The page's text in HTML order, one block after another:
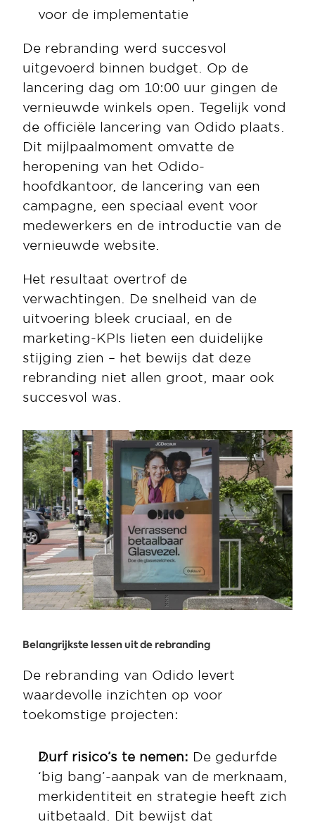
voor de implementatie
De rebranding werd succesvol
uitgevoerd binnen budget. Op de
lancering dag om 10:00 uur gingen de
vernieuwde winkels open. Tegelijk vond
de officiële lancering van Odido plaats.
Dit mijlpaalmoment omvatte de
heropening van het Odido-
hoofdkantoor, de lancering van een
campagne, een speciaal event voor
medewerkers en de introductie van de
vernieuwde website.
Het resultaat overtrof de
verwachtingen. De snelheid van de
uitvoering bleek cruciaal, en de
marketing-KPIs lieten een duidelijke
stijging zien – het bewijs dat deze
rebranding niet allen groot, maar ook
succesvol was.
Belangrijkste lessen uit de rebranding
De rebranding van Odido levert
waardevolle inzichten op voor
toekomstige projecten:
Durf risico’s te nemen: De gedurfde
‘big bang’-aanpak van de merknaam,
merkidentiteit en strategie heeft zich
uitbetaald. Dit bewijst dat